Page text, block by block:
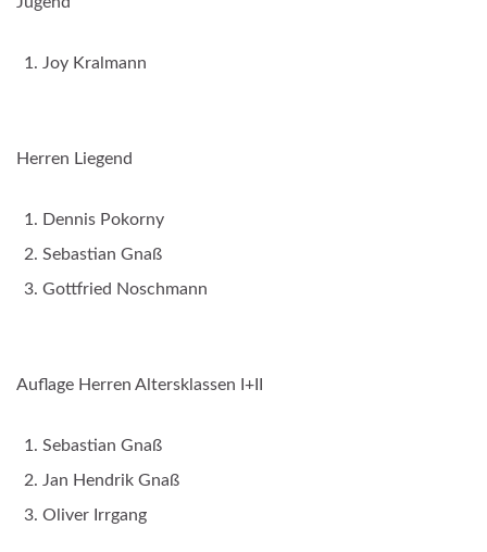
Joy Kralmann
Herren Liegend
Dennis Pokorny
Sebastian Gnaß
Gottfried Noschmann
Auflage Herren Altersklassen I+II
Sebastian Gnaß
Jan Hendrik Gnaß
Oliver Irrgang